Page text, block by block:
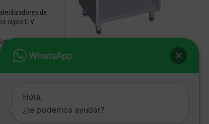
de
rayos U.V.
Productos
Hola,
¿te podemos ayudar?